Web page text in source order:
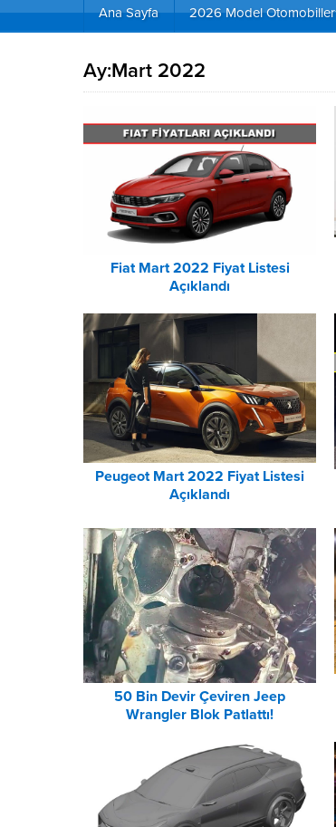
Ana Sayfa 2026 Model Otomobiller
Ay:Mart 2022
Fiat Mart 2022 Fiyat Listesi
Açıklandı
Peugeot Mart 2022 Fiyat Listesi
Açıklandı
50 Bin Devir Çeviren Jeep
Wrangler Blok Patlattı!